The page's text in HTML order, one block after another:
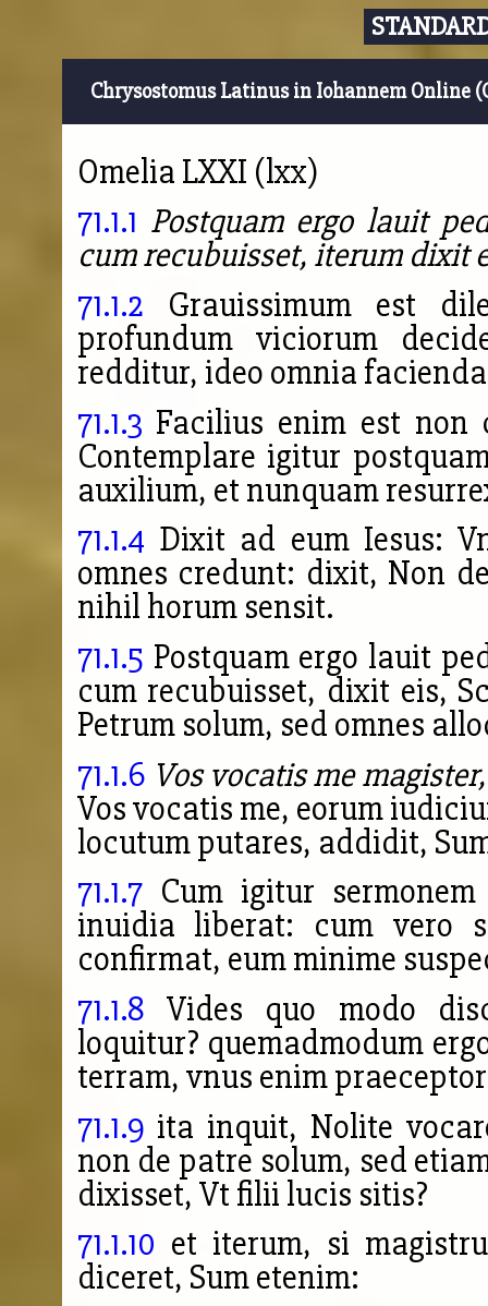
Chrysostomus Latinus in Iohannem Online
Omelia LXXI (lxx)
71.1.1 Postquam ergo lauit
cum recubuisset, iterum dixit
71.1.2 Grauissimum est
profundum viciorum
redditur, ideo omnia
71.1.3 Facilius enim est non
Contemplare igitur
auxilium, et nunquam
71.1.4 Dixit ad eum Iesus:
omnes credunt: dixit, Non
nihil horum sensit.
71.1.5 Postquam ergo lauit
cum recubuisset, dixit eis,
Petrum solum, sed omnes
71.1.6 Vos vocatis me
Vos vocatis me, eorum
locutum putares, addidit,
71.1.7Cum igitur
inuidia liberat: cum vero
confirmat, eum minime
71.1.8 Vides quo modo
loquitur? quemadmodum
terram, vnus enim
71.1.9 ita inquit, Nolite
non de patre solum, sed
dixisset, Vt filii lucis sitis?
71.1.10 et iterum, si
diceret, Sum etenim: